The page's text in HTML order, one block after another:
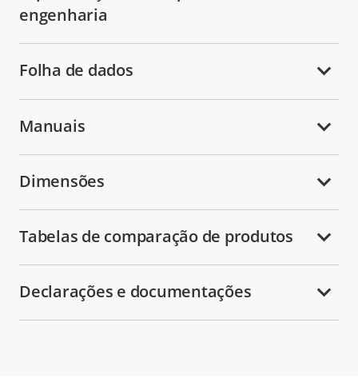
engenharia
Folha de dados
Manuais
Dimensões
Tabelas de comparação de produtos
Declarações e documentações